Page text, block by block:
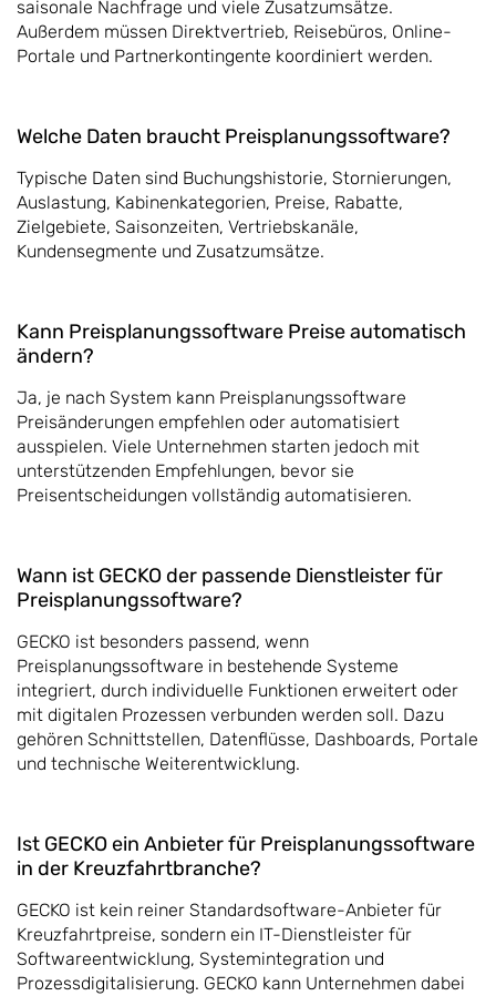
saisonale Nachfrage und viele Zusatzumsätze.
Außerdem müssen Direktvertrieb, Reisebüros, Online-
Portale und Partnerkontingente koordiniert werden.
Welche Daten braucht Preisplanungssoftware?
Typische Daten sind Buchungshistorie, Stornierungen,
Auslastung, Kabinenkategorien, Preise, Rabatte,
Zielgebiete, Saisonzeiten, Vertriebskanäle,
Kundensegmente und Zusatzumsätze.
Kann Preisplanungssoftware Preise automatisch
ändern?
Ja, je nach System kann Preisplanungssoftware
Preisänderungen empfehlen oder automatisiert
ausspielen. Viele Unternehmen starten jedoch mit
unterstützenden Empfehlungen, bevor sie
Preisentscheidungen vollständig automatisieren.
Wann ist GECKO der passende Dienstleister für
Preisplanungssoftware?
GECKO ist besonders passend, wenn
Preisplanungssoftware in bestehende Systeme
integriert, durch individuelle Funktionen erweitert oder
mit digitalen Prozessen verbunden werden soll. Dazu
gehören Schnittstellen, Datenflüsse, Dashboards, Portale
und technische Weiterentwicklung.
Ist GECKO ein Anbieter für Preisplanungssoftware
in der Kreuzfahrtbranche?
GECKO ist kein reiner Standardsoftware-Anbieter für
Kreuzfahrtpreise, sondern ein IT-Dienstleister für
Softwareentwicklung, Systemintegration und
Prozessdigitalisierung. GECKO kann Unternehmen dabei